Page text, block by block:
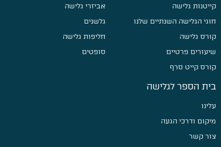
קייטנות גלישה
חוגי הגלישה השנתיים שלנו
קורס גלישה
שיעורים פרטיים
קורס קייט סרף
אביזרי גלישה
גלשנים
חליפות גלישה
סופטים
בית הספר לגלישה
עלינו
מיקום ודרכי הגעה
צור קשר